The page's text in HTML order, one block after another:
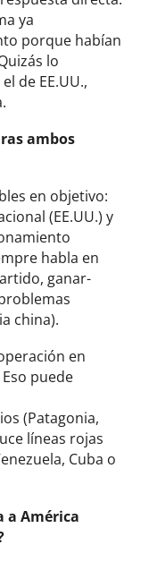
ya
porque habían
lo
de EE.UU.,
ambos
en objetivo:
(EE.UU.) y
habla en
ganar-
china).
en
puede
(Patagonia,
líneas rojas
Cuba o
a América